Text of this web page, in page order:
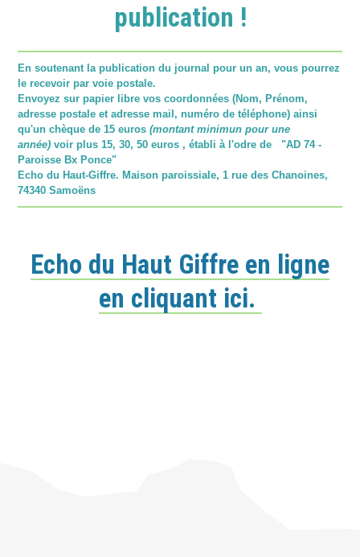
publication !
En soutenant la publication du journal pour un an, vous pourrez
le recevoir par voie postale.
Envoyez sur papier libre vos coordonnées (Nom, Prénom,
adresse postale et adresse mail, numéro de téléphone) ainsi
qu'un chèque de 15 euros(montant minimun pour une
année) voir plus 15, 30, 50 euros , établi à l'odre de "AD 74 -
Paroisse Bx Ponce"
Echo du Haut-Giffre. Maison paroissiale, 1 rue des Chanoines,
74340 Samoëns
Echo du Haut Giffre en ligne
en cliquant ici.